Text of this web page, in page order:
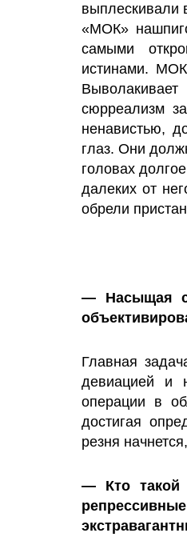
выплескивали
«МОК»
самыми
истинами.
сюрреализм
ненавистью,
глаз. Они
головах
далеких от
обрели
— Насыщая
Главная
девиацией и
операции в
достигая
резня
— Кто такой